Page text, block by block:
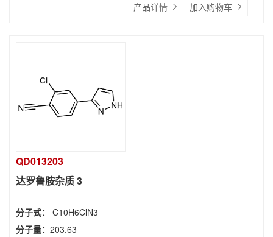
产品详情 加入购物车
QD013203
达罗鲁胺杂质 3
分子式： C10H6ClN3
分子量： 203.63